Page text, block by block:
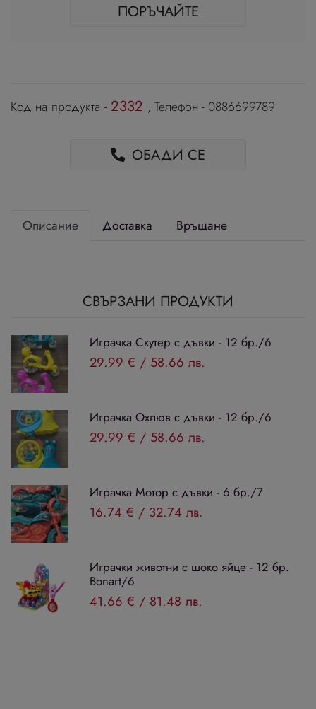
ПОРЪЧАЙТЕ
Код на продукта - 2332 , Телефон - 0886699789
ОБАДИ СЕ
Описание Доставка Връщане
СВЪРЗАНИ ПРОДУКТИ
Играчка Скутер с дъвки - 12 бр./6
29.99 € / 58.66 лв.
Играчка Охлюв с дъвки - 12 бр./6
29.99 € / 58.66 лв.
Играчка Мотор с дъвки - 6 бр./7
16.74 € / 32.74 лв.
Играчки животни с шоко яйце - 12 бр.
Bonart/6
41.66 € / 81.48 лв.